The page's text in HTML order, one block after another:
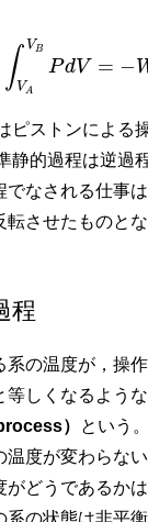
VA
ピストンによる
静的過程は逆過
でなされる仕事
させたものとな
程
系の温度が，操
しくなるような
）
という
温度が変わらな
がどうであるか
の状態は非平衡